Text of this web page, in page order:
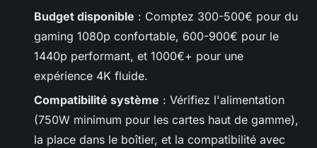
Budget disponible : Comptez 300-500€ pour du
gaming 1080p confortable, 600-900€ pour le
1440p performant, et 1000€+ pour une
expérience 4K fluide.
Compatibilité système : Vérifiez l'alimentation
(750W minimum pour les cartes haut de gamme),
la place dans le boîtier, et la compatibilité avec